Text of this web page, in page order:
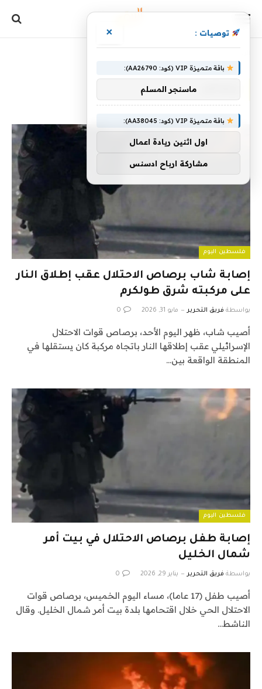
فلسطين اليوم
إصابة شاب برصاص الاحتلال عقب إطلاق النار
على مركبته شرق طولكرم
بواسطة فريق التحرير مايو 31, 2026 0
أصيب شاب، ظهر اليوم الأحد، برصاص قوات الاحتلال
الإسرائيلي عقب إطلاقها النار باتجاه مركبة كان يستقلها في
المنطقة الواقعة بين…
فلسطين اليوم
إصابة طفل برصاص الاحتلال في بيت أمر
شمال الخليل
بواسطة فريق التحرير يناير 29, 2026 0
أصيب طفل (17 عاما)، مساء اليوم الخميس، برصاص قوات
الاحتلال الحي خلال اقتحامها بلدة بيت أمر شمال الخليل. وقال
الناشط…
توصيات : ×
باقة متميزة VIP (كود: AA26790):
ماسنجر المسلم
باقة متميزة VIP (كود: AA38045):
اول اثنين ريادة اعمال
مشاركة ارباح ادسنس